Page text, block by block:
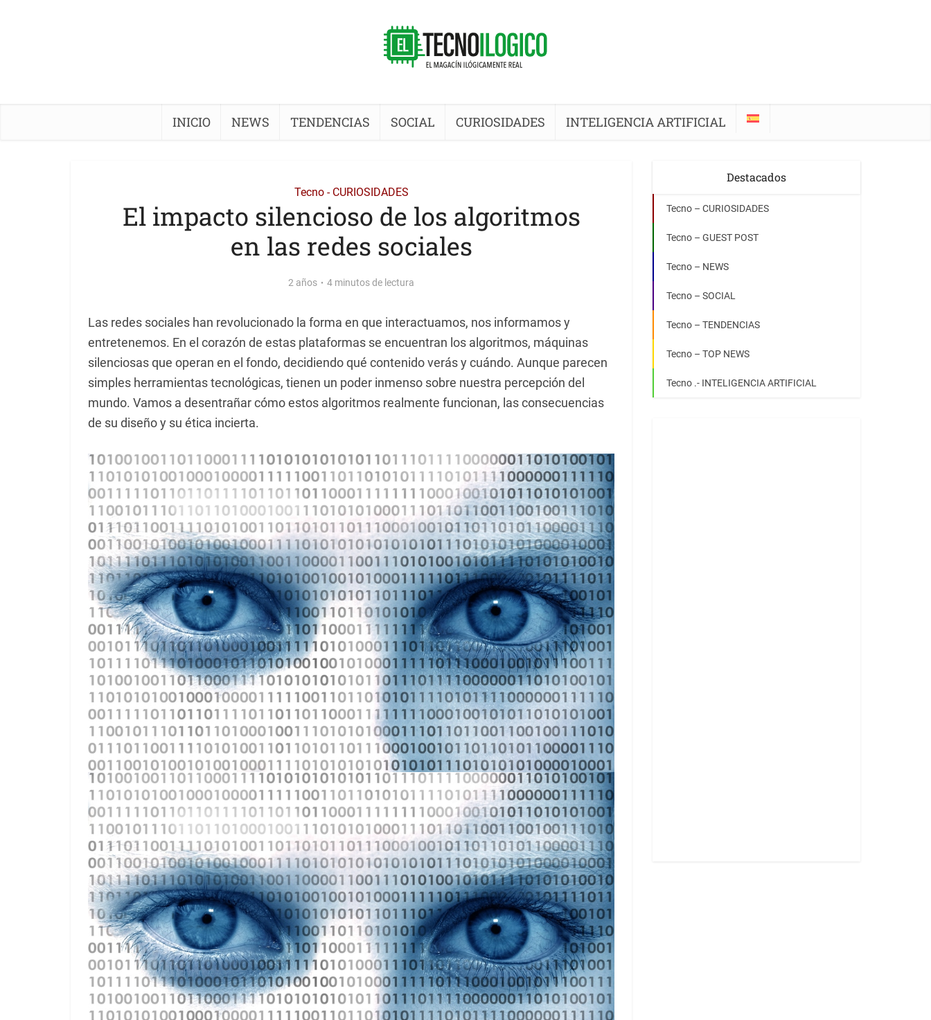
INICIO NEWS TENDENCIAS SOCIAL CURIOSIDADES INTELIGENCIA ARTIFICIAL
Tecno - CURIOSIDADES
El impacto silencioso de los algoritmos
en las redes sociales
2 años 4 minutos de lectura
Las redes sociales han revolucionado la forma en que interactuamos, nos informamos y
entretenemos. En el corazón de estas plataformas se encuentran los algoritmos, máquinas
silenciosas que operan en el fondo, decidiendo qué contenido verás y cuándo. Aunque parecen
simples herramientas tecnológicas, tienen un poder inmenso sobre nuestra percepción del
mundo. Vamos a desentrañar cómo estos algoritmos realmente funcionan, las consecuencias
de su diseño y su ética incierta.
Destacados
Tecno – CURIOSIDADES
Tecno – GUEST POST
Tecno – NEWS
Tecno – SOCIAL
Tecno – TENDENCIAS
Tecno – TOP NEWS
Tecno .- INTELIGENCIA ARTIFICIAL